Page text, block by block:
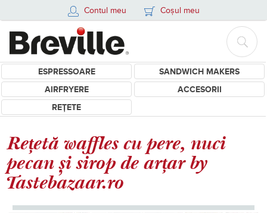
Contul meu Coșul meu
ESPRESSOARE
SANDWICH MAKERS
AIRFRYERE
ACCESORII
REȚETE
Rețetă waffles cu pere, nuci
pecan și sirop de arțar by
Tastebazaar.ro